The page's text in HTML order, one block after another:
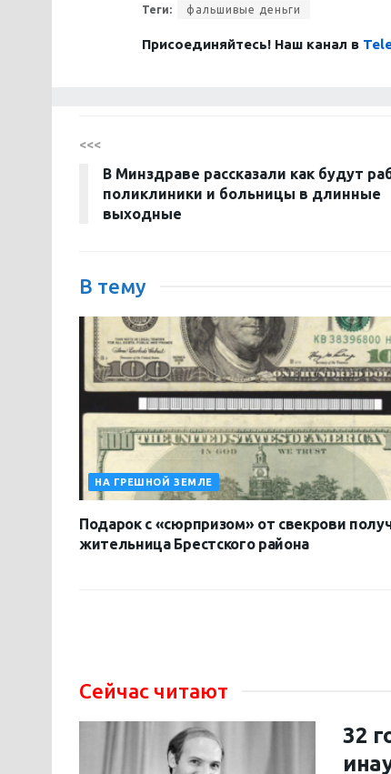
Теги: фальшивые деньги
Присоединяйтесь! Наш канал в
<<<
В Минздраве рассказали как будут
поликлиники и больницы в длинные
выходные
В тему
НА ГРЕШНОЙ ЗЕМЛЕ
Подарок с «сюрпризом» от свекрови
жительница Брестского района
Сейчас читают
32